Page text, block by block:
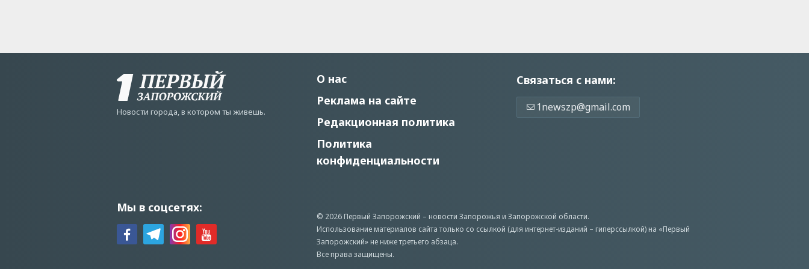
Новости города, в котором ты живешь.
О нас
Реклама на сайте
Редакционная политика
Политика
конфиденциальности
Связаться с нами:
1newszp@gmail.com
Мы в соцсетях:
© 2026 Первый Запорожский – новости Запорожья и Запорожской области.
Использование материалов сайта только со ссылкой (для интернет-изданий – гиперссылкой) на «Первый
Запорожский» не ниже третьего абзаца.
Все права защищены.